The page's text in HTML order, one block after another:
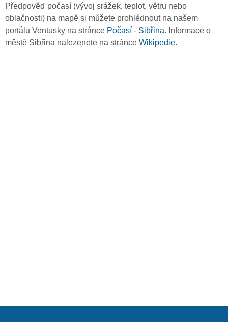
Předpověď počasí (vývoj srážek, teplot, větru nebo
oblačnosti) na mapě si můžete prohlédnout na našem
portálu Ventusky na stránce Počasí - Sibřina. Informace o
městě Sibřina nalezenete na stránce Wikipedie.